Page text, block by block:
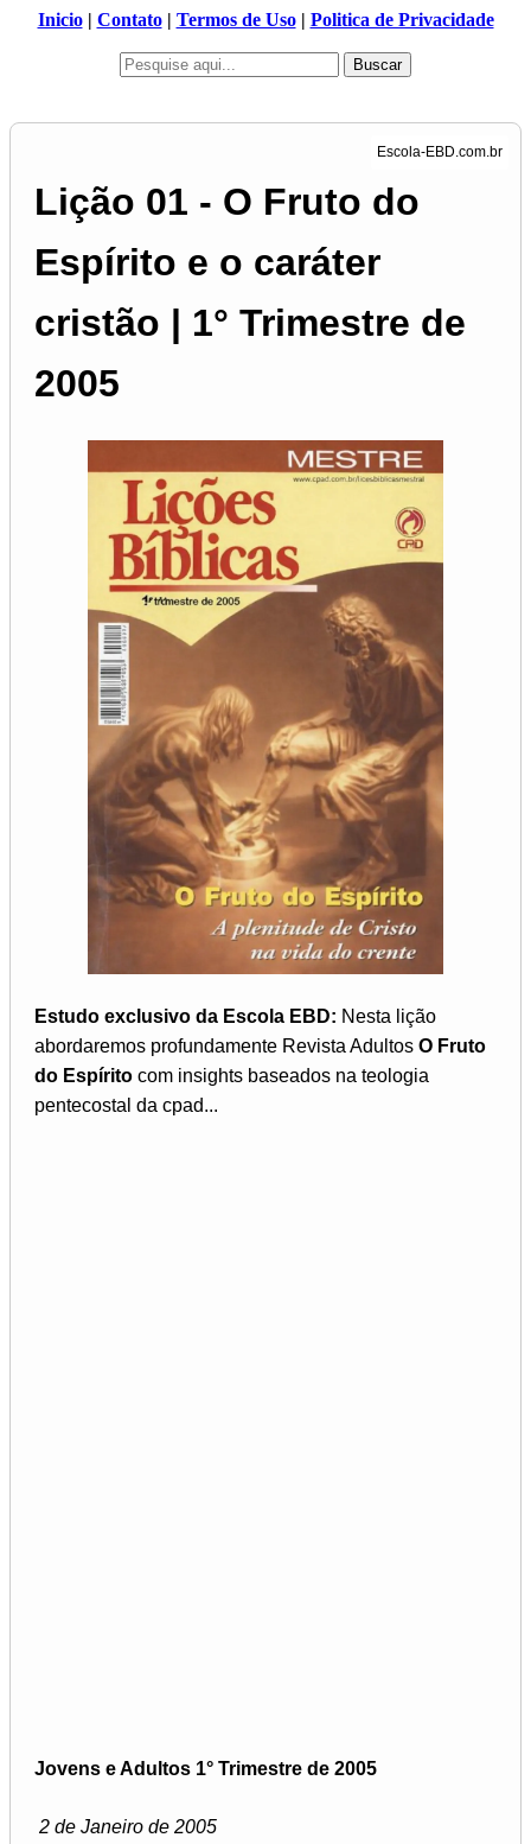
Inicio| Contato| Termos de Uso| Politica de Privacidade
Buscar
Lição 01 - O Fruto do
Espírito e o caráter
cristão | 1° Trimestre de
2005
Estudo exclusivo da Escola EBD: Nesta lição
abordaremos profundamente Revista Adultos O Fruto
do Espírito com insights baseados na teologia
pentecostal da cpad...
Jovens e Adultos 1° Trimestre de 2005
2 de Janeiro de 2005